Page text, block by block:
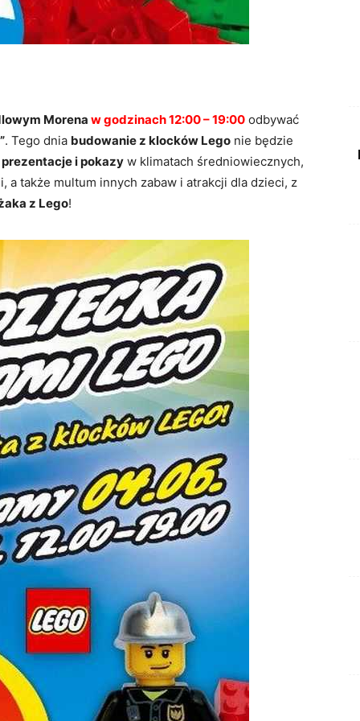
Morena w godzinach 12:00 – 19:00 odbywać
. Tego dnia budowanie z klocków Lego nie będzie
prezentacje i pokazy w klimatach średniowiecznych,
a także multum innych zabaw i atrakcji dla dzieci, z
z Lego!